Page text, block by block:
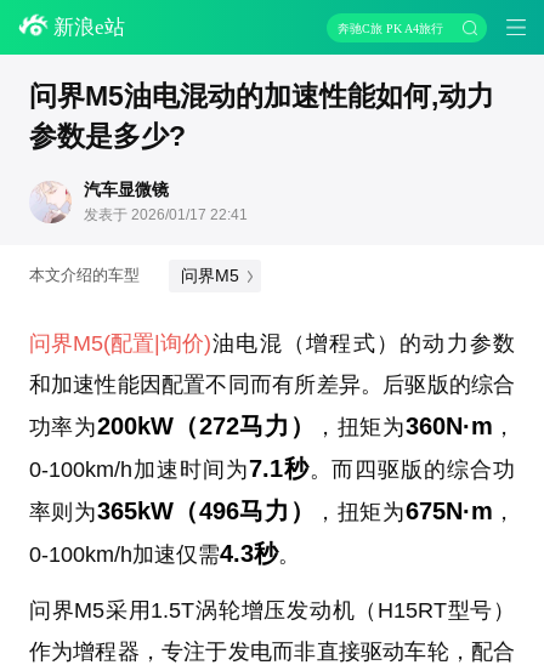
新浪e站 奔驰C旅 PK A4旅行
问界M5油电混动的加速性能如何,动力
参数是多少?
汽车显微镜
发表于 2026/01/17 22:41
本文介绍的车型 问界M5
问界M5(配置|询价)油电混（增程式）的动力参数
和加速性能因配置不同而有所差异。后驱版的综合
功率为200kW（272马力） ，扭矩为360N·m ，
0-100km/h加速时间为7.1秒。而四驱版的综合功
率则为365kW（496马力） ，扭矩为675N·m ，
0-100km/h加速仅需4.3秒。
问界M5采用1.5T涡轮增压发动机（H15RT型号）
作为增程器，专注于发电而非直接驱动车轮，配合